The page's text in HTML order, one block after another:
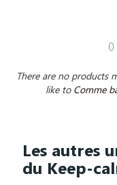
0
There are no products
like to Comme
Les autres
du Keep-